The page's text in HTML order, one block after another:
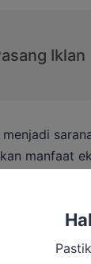
manfaat
Dunia dapat
daerah jika